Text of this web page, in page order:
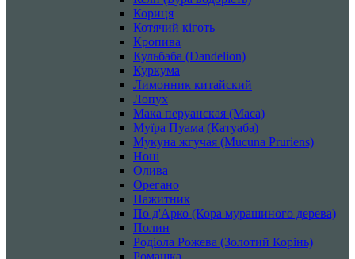
Кориця
Котячий кіготь
Кропива
Кульбаба (Dandelion)
Куркума
Лимонник китайский
Лопух
Мака перуанская (Maca)
Муїра Пуама (Катуаба)
Мукуна жгучая (Mucuna Pruriens)
Ноні
Олива
Орегано
Пажитник
По д'Арко (Кора мурашиного дерева)
Полин
Родіола Рожева (Золотий Корінь)
Ромашка